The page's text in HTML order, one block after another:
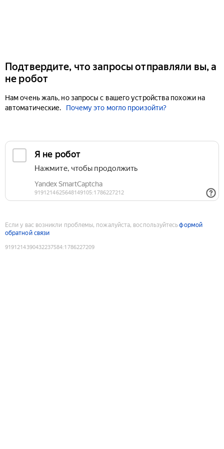
Подтвердите, что запросы отправляли вы, а
не робот
Нам очень жаль, но запросы с вашего устройства похожи на
автоматические.
Почему это могло произойти?
Если у вас возникли проблемы, пожалуйста, воспользуйтесьформой
обратной связи
9191214390432237584:1786227209